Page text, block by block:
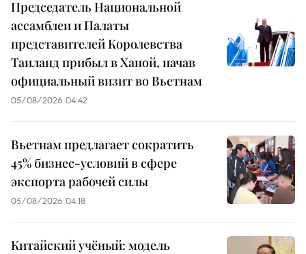
Председатель Национальной
ассамблеи и Палаты
представителей Королевства
Таиланд прибыл в Ханой, начав
официальный визит во Вьетнам
05/08/2026 04:42
Вьетнам предлагает сократить
45% бизнес-условий в сфере
экспорта рабочей силы
05/08/2026 04:18
Китайский учёный: модель